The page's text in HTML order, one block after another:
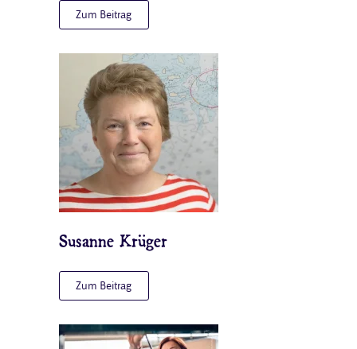
Zum Beitrag
Susanne Krüger
Zum Beitrag